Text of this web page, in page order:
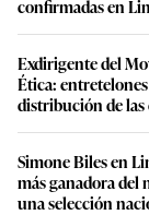
confirmadas en
Exdirigente del
Ética:
distribución de
Simone Biles en
más ganadora del
una selección